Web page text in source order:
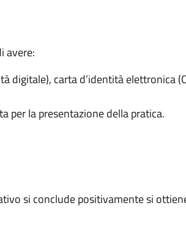
avere:
digitale), carta d’identità elettronica
per la presentazione della pratica.
si conclude positivamente si